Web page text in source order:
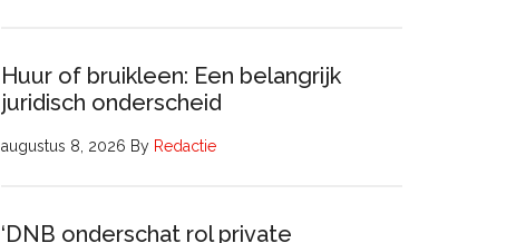
Huur of bruikleen: Een belangrijk
juridisch onderscheid
augustus 8, 2026 By Redactie
‘DNB onderschat rol private